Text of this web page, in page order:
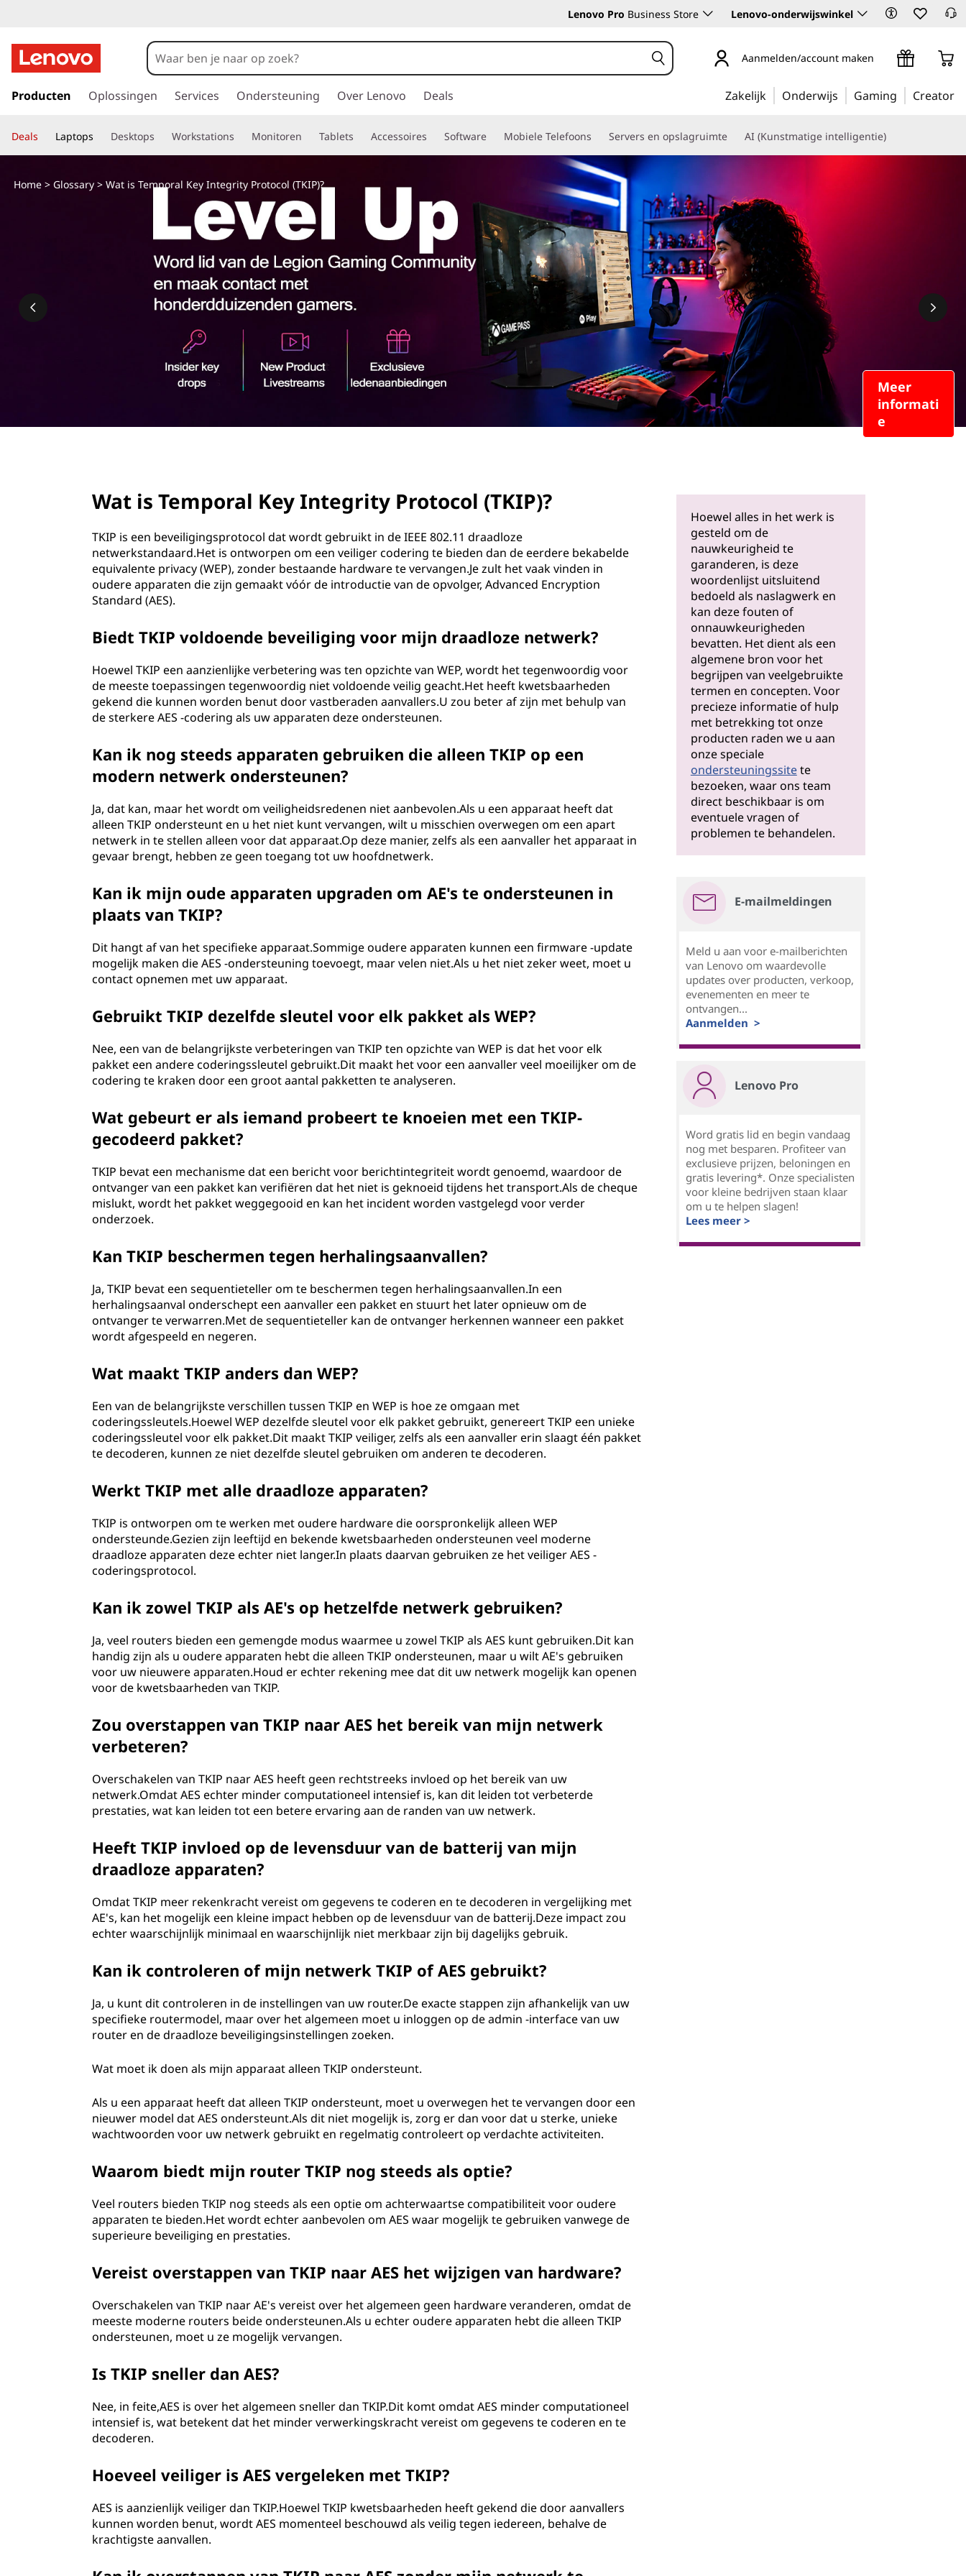
Lenovo Pro Business Store Lenovo-onderwijswinkel
a
a
r
e
Aanmelden/account maken
Producten Oplossingen Services Ondersteuning Over Lenovo Deals Zakelijk Onderwijs Gaming Creator
Deals Laptops Desktops Workstations Monitoren Tablets Accessoires Software Mobiele Telefoons Servers en opslagruimte AI (Kunstmatige intelligentie)
Meer
informati
e
Home> Glossary> Wat is Temporal Key Integrity Protocol (TKIP)?
Wat is Temporal Key Integrity Protocol (TKIP)?
TKIP is een beveiligingsprotocol dat wordt gebruikt in de IEEE 802.11 draadloze
netwerkstandaard.Het is ontworpen om een ​​veiliger codering te bieden dan de eerdere bekabelde
equivalente privacy (WEP), zonder bestaande hardware te vervangen.Je zult het vaak vinden in
oudere apparaten die zijn gemaakt vóór de introductie van de opvolger, Advanced Encryption
Standard (AES).
Biedt TKIP voldoende beveiliging voor mijn draadloze netwerk?
Hoewel TKIP een aanzienlijke verbetering was ten opzichte van WEP, wordt het tegenwoordig voor
de meeste toepassingen tegenwoordig niet voldoende veilig geacht.Het heeft kwetsbaarheden
gekend die kunnen worden benut door vastberaden aanvallers.U zou beter af zijn met behulp van
de sterkere AES -codering als uw apparaten deze ondersteunen.
Kan ik nog steeds apparaten gebruiken die alleen TKIP op een
modern netwerk ondersteunen?
Ja, dat kan, maar het wordt om veiligheidsredenen niet aanbevolen.Als u een apparaat heeft dat
alleen TKIP ondersteunt en u het niet kunt vervangen, wilt u misschien overwegen om een ​​apart
netwerk in te stellen alleen voor dat apparaat.Op deze manier, zelfs als een aanvaller het apparaat in
gevaar brengt, hebben ze geen toegang tot uw hoofdnetwerk.
Kan ik mijn oude apparaten upgraden om AE's te ondersteunen in
plaats van TKIP?
Dit hangt af van het specifieke apparaat.Sommige oudere apparaten kunnen een firmware -update
mogelijk maken die AES -ondersteuning toevoegt, maar velen niet.Als u het niet zeker weet, moet u
contact opnemen met uw apparaat.
Gebruikt TKIP dezelfde sleutel voor elk pakket als WEP?
Nee, een van de belangrijkste verbeteringen van TKIP ten opzichte van WEP is dat het voor elk
pakket een andere coderingssleutel gebruikt.Dit maakt het voor een aanvaller veel moeilijker om de
codering te kraken door een groot aantal pakketten te analyseren.
Wat gebeurt er als iemand probeert te knoeien met een TKIP-
gecodeerd pakket?
TKIP bevat een mechanisme dat een bericht voor berichtintegriteit wordt genoemd, waardoor de
ontvanger van een pakket kan verifiëren dat het niet is geknoeid tijdens het transport.Als de cheque
mislukt, wordt het pakket weggegooid en kan het incident worden vastgelegd voor verder
onderzoek.
Kan TKIP beschermen tegen herhalingsaanvallen?
Ja, TKIP bevat een sequentieteller om te beschermen tegen herhalingsaanvallen.In een
herhalingsaanval onderschept een aanvaller een pakket en stuurt het later opnieuw om de
ontvanger te verwarren.Met de sequentieteller kan de ontvanger herkennen wanneer een pakket
wordt afgespeeld en negeren.
Wat maakt TKIP anders dan WEP?
Een van de belangrijkste verschillen tussen TKIP en WEP is hoe ze omgaan met
coderingssleutels.Hoewel WEP dezelfde sleutel voor elk pakket gebruikt, genereert TKIP een unieke
coderingssleutel voor elk pakket.Dit maakt TKIP veiliger, zelfs als een aanvaller erin slaagt één pakket
te decoderen, kunnen ze niet dezelfde sleutel gebruiken om anderen te decoderen.
Werkt TKIP met alle draadloze apparaten?
TKIP is ontworpen om te werken met oudere hardware die oorspronkelijk alleen WEP
ondersteunde.Gezien zijn leeftijd en bekende kwetsbaarheden ondersteunen veel moderne
draadloze apparaten deze echter niet langer.In plaats daarvan gebruiken ze het veiliger AES -
coderingsprotocol.
Kan ik zowel TKIP als AE's op hetzelfde netwerk gebruiken?
Ja, veel routers bieden een gemengde modus waarmee u zowel TKIP als AES kunt gebruiken.Dit kan
handig zijn als u oudere apparaten hebt die alleen TKIP ondersteunen, maar u wilt AE's gebruiken
voor uw nieuwere apparaten.Houd er echter rekening mee dat dit uw netwerk mogelijk kan openen
voor de kwetsbaarheden van TKIP.
Zou overstappen van TKIP naar AES het bereik van mijn netwerk
verbeteren?
Overschakelen van TKIP naar AES heeft geen rechtstreeks invloed op het bereik van uw
netwerk.Omdat AES echter minder computationeel intensief is, kan dit leiden tot verbeterde
prestaties, wat kan leiden tot een betere ervaring aan de randen van uw netwerk.
Heeft TKIP invloed op de levensduur van de batterij van mijn
draadloze apparaten?
Omdat TKIP meer rekenkracht vereist om gegevens te coderen en te decoderen in vergelijking met
AE's, kan het mogelijk een kleine impact hebben op de levensduur van de batterij.Deze impact zou
echter waarschijnlijk minimaal en waarschijnlijk niet merkbaar zijn bij dagelijks gebruik.
Kan ik controleren of mijn netwerk TKIP of AES gebruikt?
Ja, u kunt dit controleren in de instellingen van uw router.De exacte stappen zijn afhankelijk van uw
specifieke routermodel, maar over het algemeen moet u inloggen op de admin -interface van uw
router en de draadloze beveiligingsinstellingen zoeken.
Wat moet ik doen als mijn apparaat alleen TKIP ondersteunt.
Als u een apparaat heeft dat alleen TKIP ondersteunt, moet u overwegen het te vervangen door een
nieuwer model dat AES ondersteunt.Als dit niet mogelijk is, zorg er dan voor dat u sterke, unieke
wachtwoorden voor uw netwerk gebruikt en regelmatig controleert op verdachte activiteiten.
Waarom biedt mijn router TKIP nog steeds als optie?
Veel routers bieden TKIP nog steeds als een optie om achterwaartse compatibiliteit voor oudere
apparaten te bieden.Het wordt echter aanbevolen om AES waar mogelijk te gebruiken vanwege de
superieure beveiliging en prestaties.
Vereist overstappen van TKIP naar AES het wijzigen van hardware?
Overschakelen van TKIP naar AE's vereist over het algemeen geen hardware veranderen, omdat de
meeste moderne routers beide ondersteunen.Als u echter oudere apparaten hebt die alleen TKIP
ondersteunen, moet u ze mogelijk vervangen.
Is TKIP sneller dan AES?
Nee, in feite,AES is over het algemeen sneller dan TKIP.Dit komt omdat AES minder computationeel
intensief is, wat betekent dat het minder verwerkingskracht vereist om gegevens te coderen en te
decoderen.
Hoeveel veiliger is AES vergeleken met TKIP?
AES is aanzienlijk veiliger dan TKIP.Hoewel TKIP kwetsbaarheden heeft gekend die door aanvallers
kunnen worden benut, wordt AES momenteel beschouwd als veilig tegen iedereen, behalve de
krachtigste aanvallen.
Hoewel alles in het werk is
gesteld om de
nauwkeurigheid te
garanderen, is deze
woordenlijst uitsluitend
bedoeld als naslagwerk en
kan deze fouten of
onnauwkeurigheden
bevatten. Het dient als een
algemene bron voor het
begrijpen van veelgebruikte
termen en concepten. Voor
precieze informatie of hulp
met betrekking tot onze
producten raden we u aan
onze speciale
ondersteuningssitete
bezoeken, waar ons team
direct beschikbaar is om
eventuele vragen of
problemen te behandelen.
E-mailmeldingen
Meld u aan voor e-mailberichten
van Lenovo om waardevolle
updates over producten, verkoop,
evenementen en meer te
ontvangen...
Aanmelden >
Lenovo Pro
Word gratis lid en begin vandaag
nog met besparen. Profiteer van
exclusieve prijzen, beloningen en
gratis levering*. Onze specialisten
voor kleine bedrijven staan klaar
om u te helpen slagen!
Lees meer >